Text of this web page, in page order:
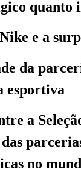
quanto
e a
da
esportiva
a
no